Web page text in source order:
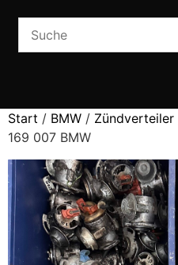
Start / BMW / Zündverteiler
169 007 BMW